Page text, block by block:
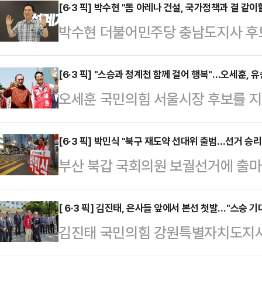
무직 인사 3명과 정부위원회 인사
대 홍보소통수석이 춘추관 브리핑
1차관에 대해 "복지부 주요 보직을
를 키우는 워킹맘으로, 보육교사 처
에 크게 기여했다"고 했다.이종욱
조정관 등 주요 …
[6·3 픽] 박수현 "돔 아레나 건설, 국가정책과 결 같이
박수현 더불어민주당 충남도지사
"국가정책과 함께 결을 같이 할 것"
대학교 천안캠퍼스에서 가진 지역
K컬처아레나는 이재명 대통령의
것"이라며 "제가 국회 문화체육관
안(案)이지만 아직 어떻게 진행될
말했다.그는 "최근 오세현 아산시
립을 공약했는데 이것도 국…
[6·3 픽] "스승과 청계천 함께 걸어 행복"…오세훈,
오세훈 국민의힘 서울시장 후보를
중도층 표심에 호소력이 있는 유승
행보로 풀이된다.오 후보는 15일
전 대통령과 함께 청계천을 걸은 의
로선 이 전 대통령의 후임으로 서울
후보는 이 전 대통령과 함께 청계광
으며 환담을 나눈 바 있다.오 후보
탕으로…
[6·3 픽] 박민식 "북구 재도약 선대위 출범…선거 승
부산 북갑 국회의원 보궐선거에 출
재도약 선거대책위원회를 출범시
리를 향한 결의를 다졌다.박민식
원팀 선대위가 완성됐다"며 이같
고용노동부 장관·황재관 전 북구
[ 6·3 픽] 김진태, 은사들 앞에서 본선 첫발…"스승 기
김진태 국민의힘 강원특별자치도
승들을 찾아 응원을 받았다.15일